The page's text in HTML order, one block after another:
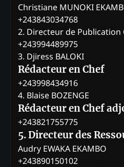
Christiane MUNOKI
+243843034768
2. Directeur de Publication
+243994489975
3. Djiress BALOKI
Rédacteur en Chef
+243998434916
4. Blaise BOZENGE
Rédacteur en Chef
+243821755775
5. Directeur des
Audry EWAKA EKAMBO
+243890150102